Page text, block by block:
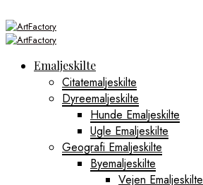
Emaljeskilte
Citatemaljeskilte
Dyreemaljeskilte
Hunde Emaljeskilte
Ugle Emaljeskilte
Geografi Emaljeskilte
Byemaljeskilte
Vejen Emaljeskilte